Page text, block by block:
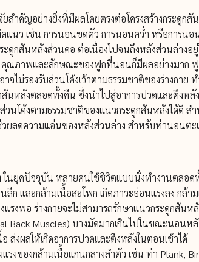
ำคัญอย่างยิ่งที่มีผลโดยตรงต่อโครงสร้างกระดูกสั
ว เช่น การนอนขดตัว การนอนคว่ำ หรือการนอ
ดูกสันหลังส่วนคอ ต่อเนื่องไปจนถึงหลังส่วนล่าง
คุณภาพและลักษณะของฟูกที่นอนก็มีผลอย่างมา
ไม่รองรับส่วนโค้งเว้าตามธรรมชาติของร่างกา
นหลังตลอดทั้งคืน ซึ่งนำไปสู่อาการปวดและตึงหลั
นโค้งตามธรรมชาติของแนวกระดูกสันหลังได้ดี
วยลดความแอ่นของหลังส่วนล่าง สำหรับท่านอน
ในยุคปัจจุบัน หลายคนใช้ชีวิตแบบนั่งทำงานตลอด
ก และกล้ามเนื้อสะโพก เกิดภาวะอ่อนแรงลง ก
รงพอ ร่างกายจะไม่สามารถรักษาแนวกระดูกสัน
Back Muscles) บางมัดมากเกินไปในขณะนอน
ส่งผลให้เกิดอาการปวดและตึงหลังในตอนเช้าได้
แรงของกล้ามเนื้อแกนกลางลำตัว เช่น ท่า Plank,